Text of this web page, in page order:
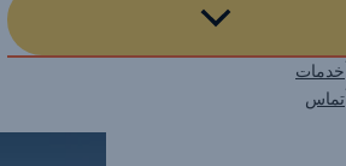
خدمات
تماس